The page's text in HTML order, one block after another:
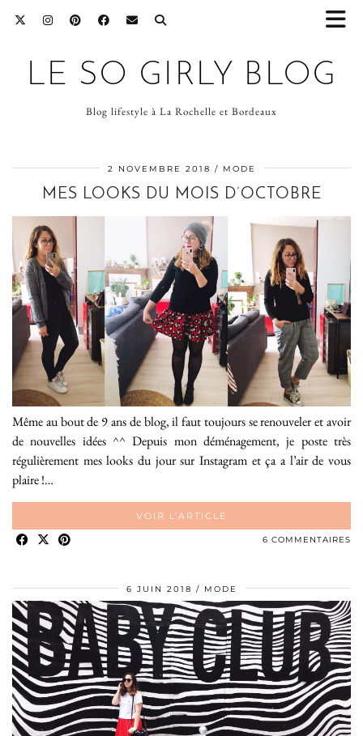
LE SO GIRLY BLOG
Blog lifestyle à La Rochelle et Bordeaux
2 NOVEMBRE 2018 MODE
MES LOOKS DU MOIS D’OCTOBRE
Même au bout de 9 ans de blog, il faut toujours se renouveler et avoir
de nouvelles idées ^^ Depuis mon déménagement, je poste très
régulièrement mes looks du jour sur Instagram et ça a l’air de vous
plaire !…
VOIR L’ARTICLE
6 COMMENTAIRES
6 JUIN 2018 MODE